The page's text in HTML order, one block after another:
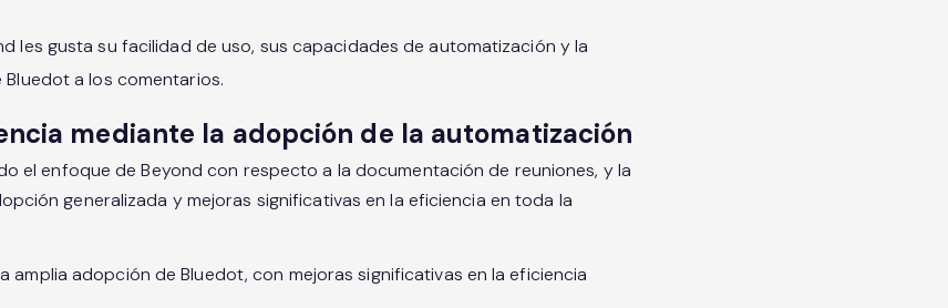
les gusta su facilidad de uso, sus capacidades de automatización y la
a los comentarios.
mediante la adopción de la automatización
el enfoque de Beyond con respecto a la documentación de reuniones, y la
generalizada y mejoras significativas en la eficiencia en toda la
amplia adopción de Bluedot, con mejoras significativas en la eficiencia